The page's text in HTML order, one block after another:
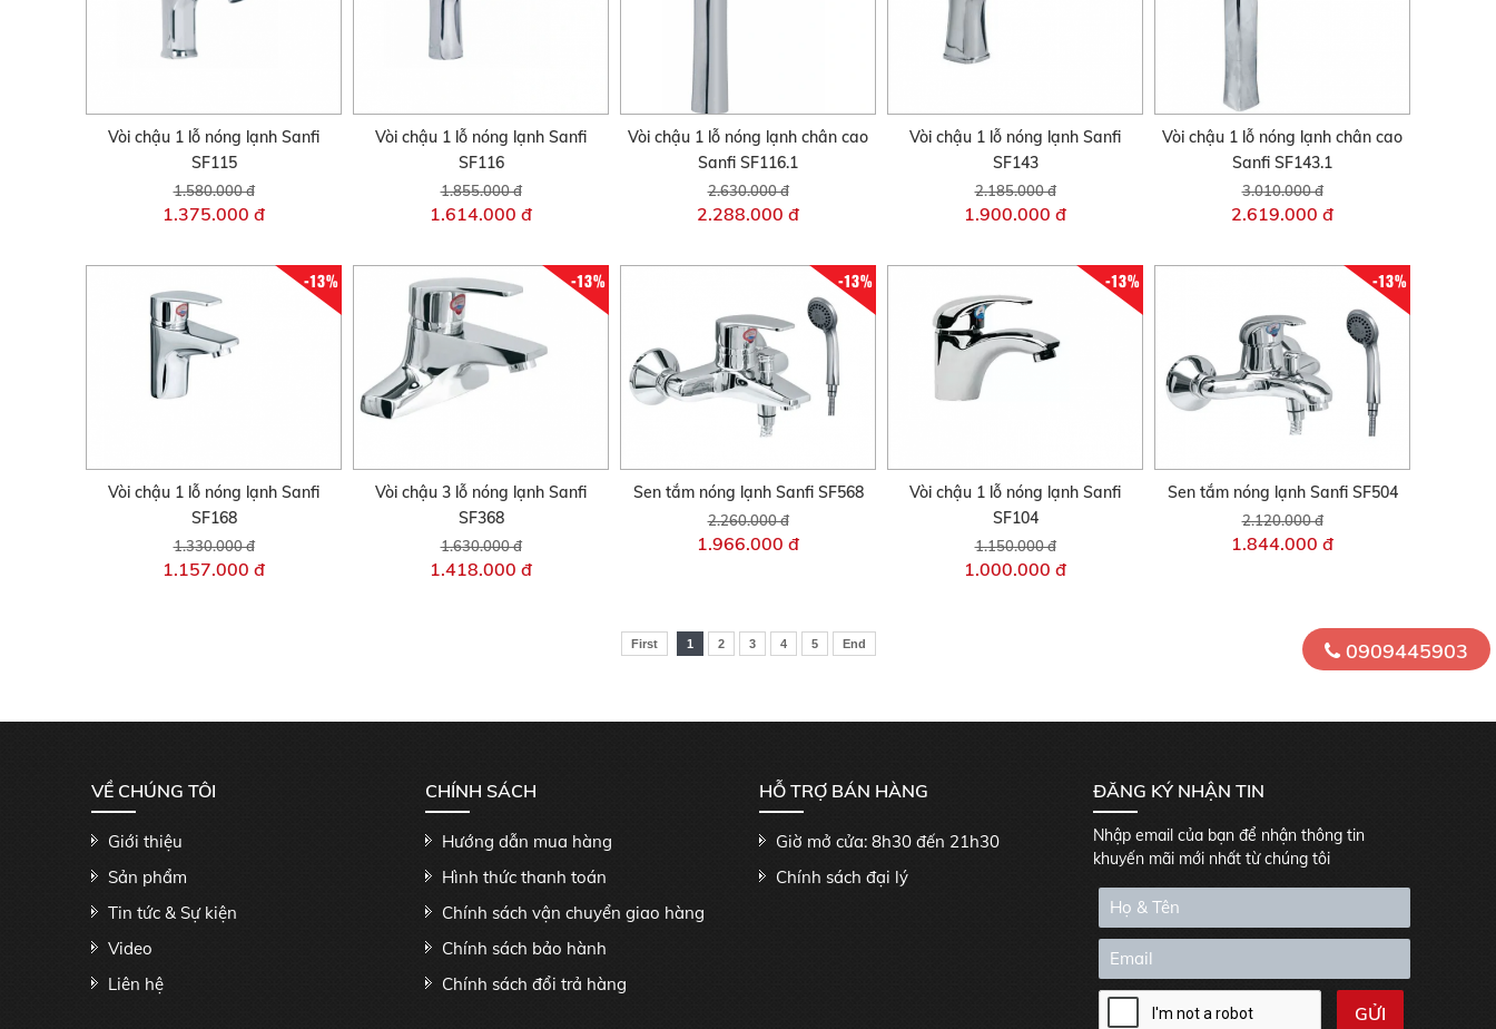
Vòi chậu 1 lỗ nóng lạnh Sanfi
SF115
1.580.000 đ
1.375.000 đ
Vòi chậu 1 lỗ nóng lạnh Sanfi
SF116
1.855.000 đ
1.614.000 đ
Vòi chậu 1 lỗ nóng lạnh chân cao
Sanfi SF116.1
2.630.000 đ
2.288.000 đ
Vòi chậu 1 lỗ nóng lạnh Sanfi
SF143
2.185.000 đ
1.900.000 đ
Vòi chậu 1 lỗ nóng lạnh chân cao
Sanfi SF143.1
3.010.000 đ
2.619.000 đ
-13%
Vòi chậu 1 lỗ nóng lạnh Sanfi
SF168
1.330.000 đ
1.157.000 đ
-13%
Vòi chậu 3 lỗ nóng lạnh Sanfi
SF368
1.630.000 đ
1.418.000 đ
-13%
Sen tắm nóng lạnh Sanfi SF568
2.260.000 đ
1.966.000 đ
-13%
Vòi chậu 1 lỗ nóng lạnh Sanfi
SF104
1.150.000 đ
1.000.000 đ
-13%
Sen tắm nóng lạnh Sanfi SF504
2.120.000 đ
1.844.000 đ
First 1 2 3 4 5 End
VỀ CHÚNG TÔI
Giới thiệu
Sản phẩm
Tin tức & Sự kiện
Video
Liên hệ
CHÍNH SÁCH
Hướng dẫn mua hàng
Hình thức thanh toán
Chính sách vận chuyển giao hàng
Chính sách bảo hành
Chính sách đổi trả hàng
HỖ TRỢ BÁN HÀNG
Giờ mở cửa: 8h30 đến 21h30
Chính sách đại lý
ĐĂNG KÝ NHẬN TIN
Nhập email của bạn để nhận thông tin
khuyến mãi mới nhất từ chúng tôi
0909445903